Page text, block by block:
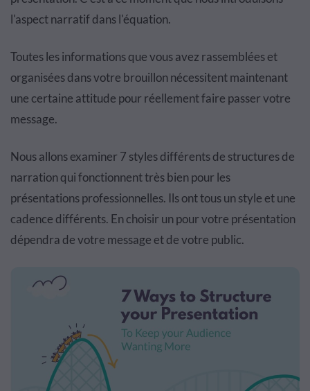
l'aspect narratif dans l'équation.
Toutes les informations que vous avez rassemblées et
organisées dans votre brouillon nécessitent maintenant
une certaine attitude pour réellement faire passer votre
message.
Nous allons examiner 7 styles différents de structures de
narration qui fonctionnent très bien pour les
présentations professionnelles. Ils ont tous un style et une
cadence différents. En choisir un pour votre présentation
dépendra de votre message et de votre public.